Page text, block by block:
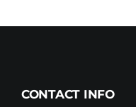
CONTACT INFO